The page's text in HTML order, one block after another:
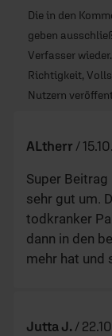
Die in den
geben
Verfasser
Richtigkeit,
Nutzern
ALtherr /
Super
sehr gut um.
todkranker
dann in den
mehr hat und
Jutta J. /